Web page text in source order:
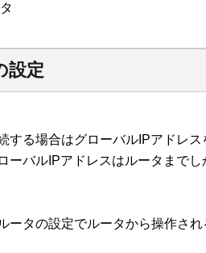
設定
する場合はグローバルIPアドレス
ーバルIPアドレスはルータまで
タの設定でルータから操作され